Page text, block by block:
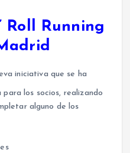
Roll Running
iniciativa que se ha
los socios, realizando
alguno de los